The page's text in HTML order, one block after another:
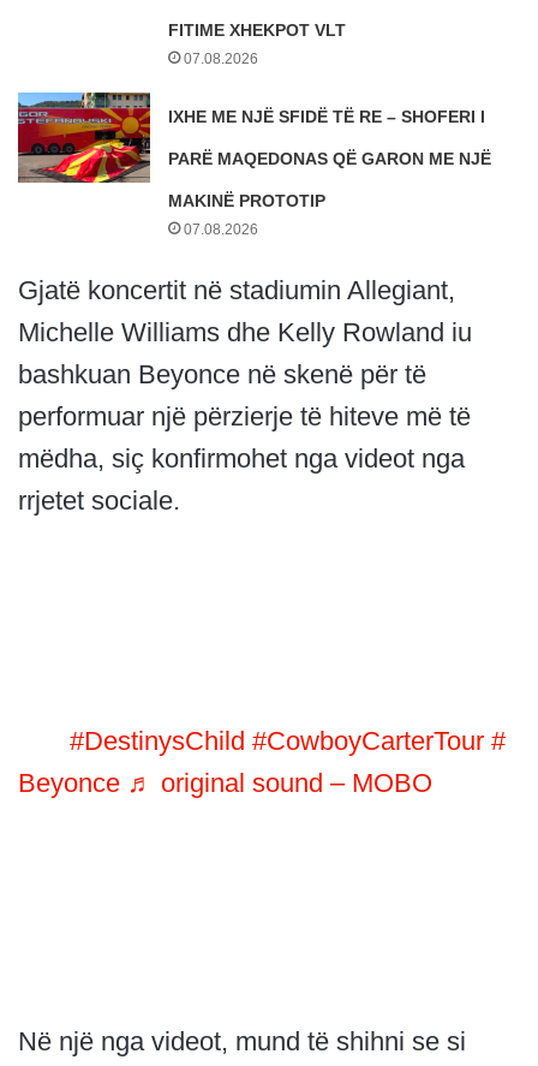
FITIME XHEKPOT VLT
07.08.2026
IXHE ME NJË SFIDË TË RE – SHOFERI I
PARË MAQEDONAS QË GARON ME NJË
MAKINË PROTOTIP
07.08.2026
Gjatë koncertit në stadiumin Allegiant,
Michelle Williams dhe Kelly Rowland iu
bashkuan Beyonce në skenë për të
performuar një përzierje të hiteve më të
mëdha, siç konfirmohet nga videot nga
rrjetet sociale.
#DestinysChild #CowboyCarterTour #
Beyonce ♬ original sound – MOBO
Në një nga videot, mund të shihni se si